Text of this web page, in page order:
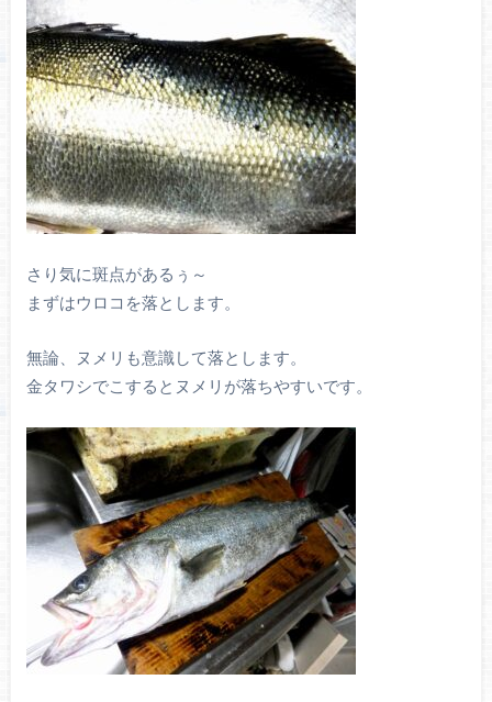
さり気に斑点があるぅ～
まずはウロコを落とします。
無論、ヌメリも意識して落とします。
金タワシでこするとヌメリが落ちやすいです。